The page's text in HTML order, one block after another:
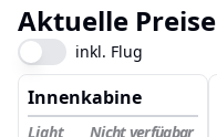
Aktuelle Preise
inkl. Flug
Innenkabine
Light Nicht verfügbar